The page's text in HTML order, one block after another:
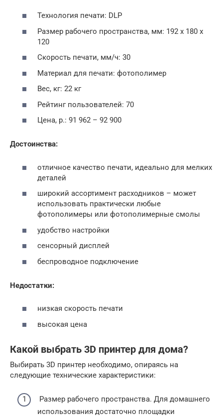
Технология печати: DLP
Размер рабочего пространства, мм: 192 х 180 х
120
Скорость печати, мм/ч: 30
Материал для печати: фотополимер
Вес, кг: 22 кг
Рейтинг пользователей: 70
Цена, р.: 91 962 – 92 900
Достоинства:
отличное качество печати, идеально для мелких
деталей
широкий ассортимент расходников – может
использовать практически любые
фотополимеры или фотополимерные смолы
удобство настройки
сенсорный дисплей
беспроводное подключение
Недостатки:
низкая скорость печати
высокая цена
Какой выбрать 3D принтер для дома?
Выбирать 3D принтер необходимо, опираясь на
следующие технические характеристики:
Размер рабочего пространства. Для домашнего
использования достаточно площадки